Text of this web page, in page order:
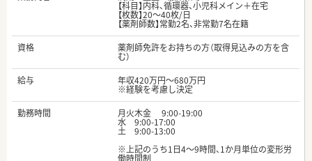
【科目】内科、循環器、小児科メイン＋在宅
【枚数】20～40枚/日
【薬剤師数】常勤2名、非常勤7名在籍
資格
薬剤師免許をお持ちの方（取得見込みの方を含
む）
給与
年収420万円～680万円
※経験を考慮し決定
勤務時間
月火木金 9:00-19:00
水 9:00-17:00
土 9:00-13:00
※上記のうち1日4～9時間、1か月単位の変形労
働時間制